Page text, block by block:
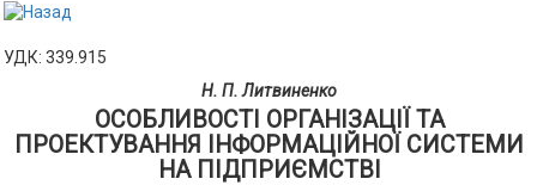
УДК: 339.915
Н. П. Литвиненко
ОСОБЛИВОСТІ ОРГАНІЗАЦІЇ ТА
ПРОЕКТУВАННЯ ІНФОРМАЦІЙНОЇ СИСТЕМИ
НА ПІДПРИЄМСТВІ